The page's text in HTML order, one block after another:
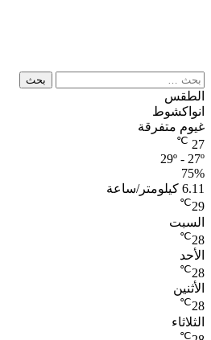
البحث
عن:
الطقس
انواكشوط
غيوم متفرقة
27
℃
29º - 27º
75%
6.11 كيلومتر/ساعة
29
℃
السبت
28
℃
الأحد
28
℃
الأثنين
28
℃
الثلاثاء
℃